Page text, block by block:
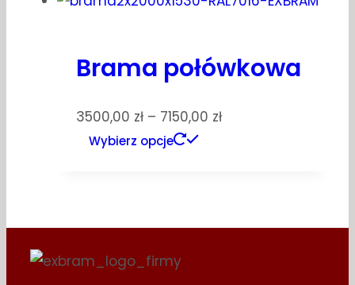
Brama połówkowa
3500,00 zł – 7150,00 zł
Wybierz opcje